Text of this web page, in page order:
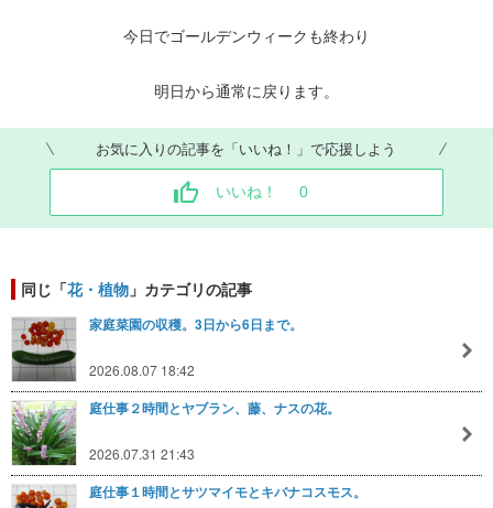
今日でゴールデンウィークも終わり
明日から通常に戻ります。
お気に入りの記事を「いいね！」で応援しよう
いいね！ 0
同じ「花・植物 」カテゴリの記事
家庭菜園の収穫。3日から6日まで。
2026.08.07 18:42
庭仕事２時間とヤブラン、藤、ナスの花。
2026.07.31 21:43
庭仕事１時間とサツマイモとキバナコスモス。